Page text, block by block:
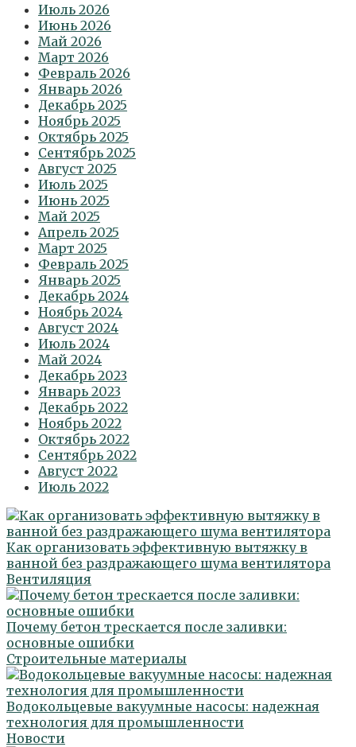
Июль 2026
Июнь 2026
Май 2026
Март 2026
Февраль 2026
Январь 2026
Декабрь 2025
Ноябрь 2025
Октябрь 2025
Сентябрь 2025
Август 2025
Июль 2025
Июнь 2025
Май 2025
Апрель 2025
Март 2025
Февраль 2025
Январь 2025
Декабрь 2024
Ноябрь 2024
Август 2024
Июль 2024
Май 2024
Декабрь 2023
Январь 2023
Декабрь 2022
Ноябрь 2022
Октябрь 2022
Сентябрь 2022
Август 2022
Июль 2022
Как организовать эффективную вытяжку в
ванной без раздражающего шума вентилятора
Вентиляция
Почему бетон трескается после заливки:
основные ошибки
Строительные материалы
Водокольцевые вакуумные насосы: надежная
технология для промышленности
Новости